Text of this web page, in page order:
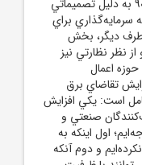
نيروگاه‌هاي جديد استفاده کنيم. در دهه 90 به دليل تصميماتي
براي
طرف ديگر، بخش
نظر نظارتي نيز
اعمال
تقاضاي برق
است: يکي افزايش
صنعتي و
اول اينکه به
و دوم آنکه